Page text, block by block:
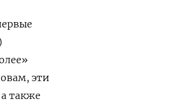
эти
также